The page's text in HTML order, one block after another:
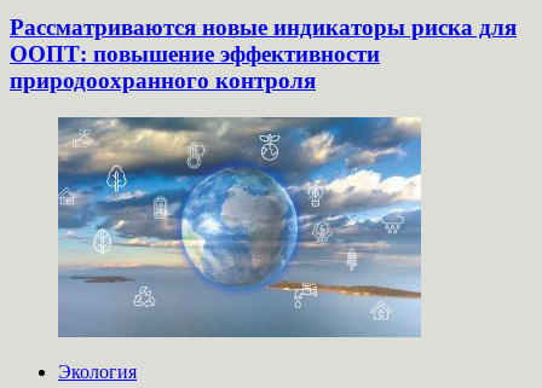
Рассматриваются новые индикаторы риска для
ООПТ: повышение эффективности
природоохранного контроля
Экология